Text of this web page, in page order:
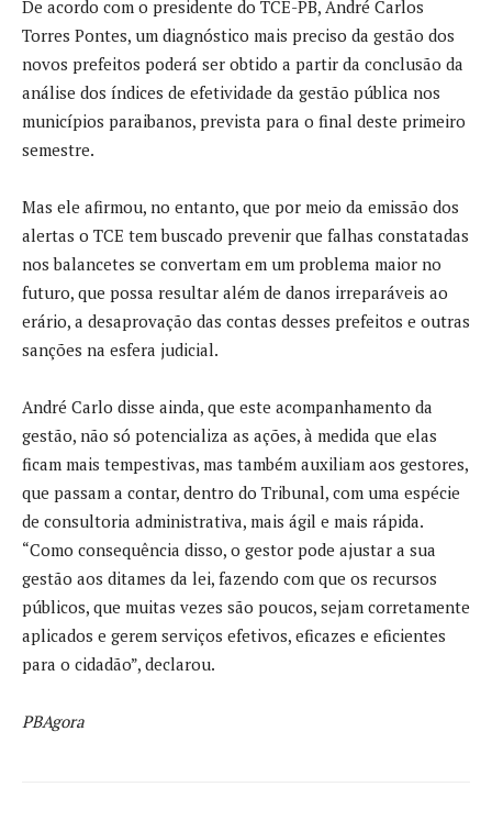
De acordo com o presidente do TCE-PB, André Carlos
Torres Pontes, um diagnóstico mais preciso da gestão dos
novos prefeitos poderá ser obtido a partir da conclusão da
análise dos índices de efetividade da gestão pública nos
municípios paraibanos, prevista para o final deste primeiro
semestre.
Mas ele afirmou, no entanto, que por meio da emissão dos
alertas o TCE tem buscado prevenir que falhas constatadas
nos balancetes se convertam em um problema maior no
futuro, que possa resultar além de danos irreparáveis ao
erário, a desaprovação das contas desses prefeitos e outras
sanções na esfera judicial.
André Carlo disse ainda, que este acompanhamento da
gestão, não só potencializa as ações, à medida que elas
ficam mais tempestivas, mas também auxiliam aos gestores,
que passam a contar, dentro do Tribunal, com uma espécie
de consultoria administrativa, mais ágil e mais rápida.
“Como consequência disso, o gestor pode ajustar a sua
gestão aos ditames da lei, fazendo com que os recursos
públicos, que muitas vezes são poucos, sejam corretamente
aplicados e gerem serviços efetivos, eficazes e eficientes
para o cidadão”, declarou.
PBAgora